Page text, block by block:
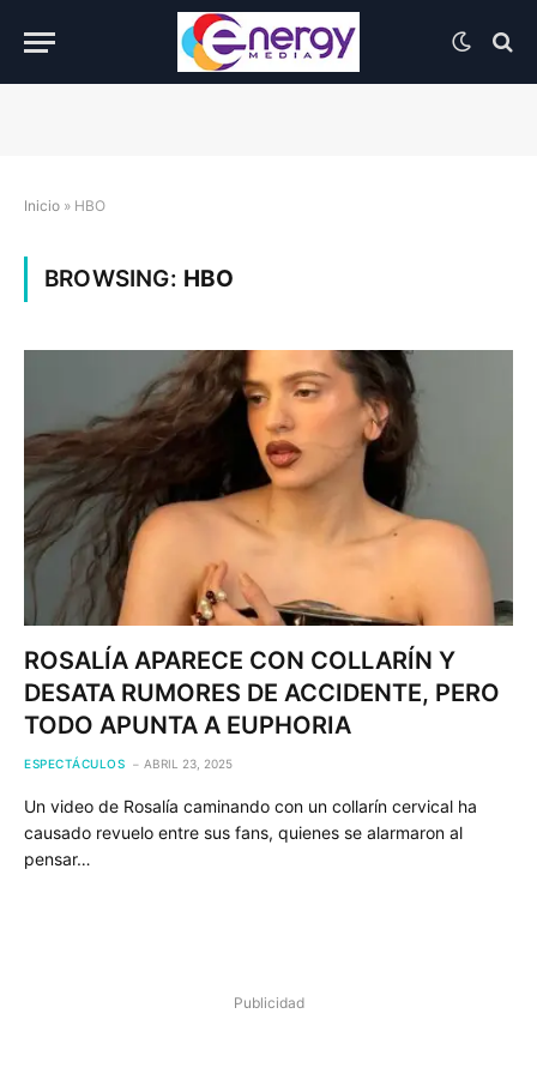
Inicio » HBO
BROWSING: HBO
ROSALÍA APARECE CON COLLARÍN Y
DESATA RUMORES DE ACCIDENTE, PERO
TODO APUNTA A EUPHORIA
ESPECTÁCULOS ABRIL 23, 2025
Un video de Rosalía caminando con un collarín cervical ha
causado revuelo entre sus fans, quienes se alarmaron al
pensar…
Publicidad